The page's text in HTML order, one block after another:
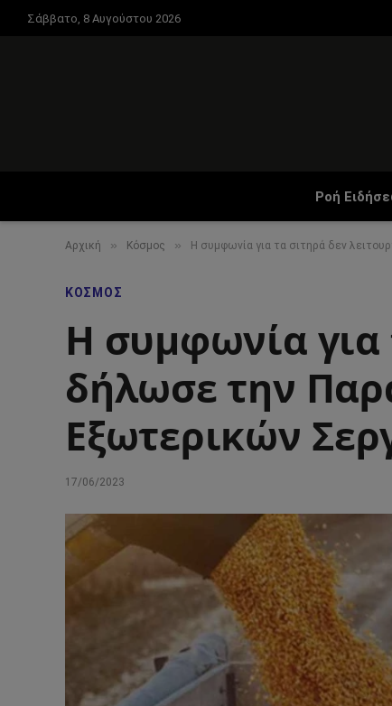
Σάββατο, 8 Αυγούστου 2026
Ροή
Αρχική » Κόσμος » Η συμφωνία για τα σιτηρά δεν
ΚΌΣΜΟΣ
Η συμφωνία για
δήλωσε την
Εξωτερικών
17/06/2023